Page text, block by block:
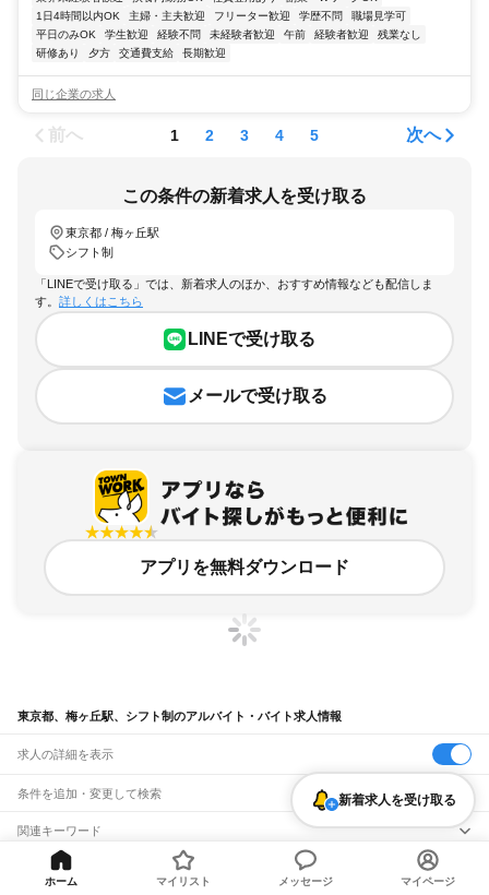
1日4時間以内OK
主婦・主夫歓迎 フリーター歓迎 学歴不問
職場見学可
平日のみOK
学生歓迎 経験不問 未経験者歓迎 午前 経験者歓迎
残業なし
研修あり
夕方 交通費支給 長期歓迎
同じ企業の求人
前へ 1 2 3 4 5 次へ
この条件の新着求人を受け取る
東京都 / 梅ヶ丘駅
シフト制
「LINEで受け取る」では、新着求人のほか、おすすめ情報なども配信しま
す。 詳しくはこちら
LINEで受け取る
メールで受け取る
アプリを無料ダウンロード
東京都、梅ヶ丘駅、シフト制のアルバイト・バイト求人情報
求人の詳細を表示
条件を追加・変更して検索
市区町村を追加・変更
東京都
東京都 すべて
駅を追加・変更
関連キーワード
完全在宅ワーク 全国 シール貼り 在宅 ガチャガチャ
バイトTOP
東京23区 世田谷区 梅ヶ丘駅
シフト制のア
新着求人を受け取る
ホーム マイリスト メッセージ マイページ